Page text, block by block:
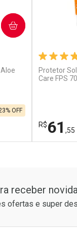
Ativar
OFF
Protetor
Care FPS
R$61 ,55
Por
receber
ofertas e super